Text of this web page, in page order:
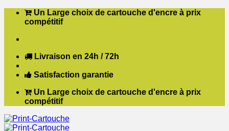
Passer Un Large choix de cartouche d'encre à prix
compétitif
Livraison en 24h / 72h
Satisfaction garantie
Un Large choix de cartouche d'encre à prix
compétitif